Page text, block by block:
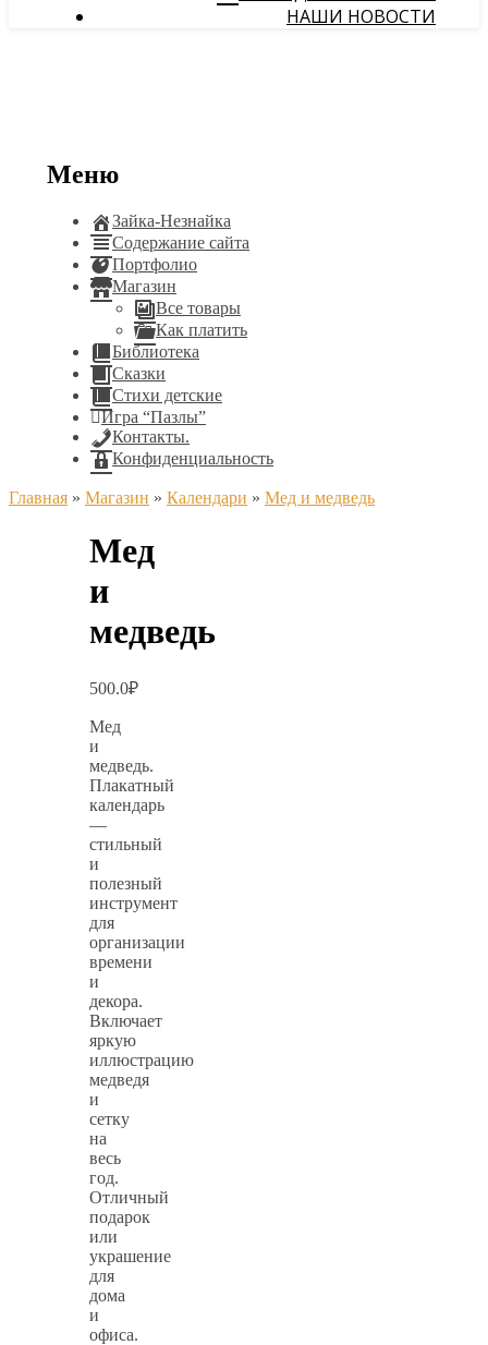
НАШИ НОВОСТИ
Меню
Зайка-Незнайка
Содержание сайта
Портфолио
Магазин
Все товары
Как платить
Библиотека
Сказки
Стихи детские
Игра “Пазлы”
Контакты.
Конфиденциальность
Главная » Магазин » Календари » Мед и медведь
Мед
и
медведь
500.0₽
Мед
и
медведь.
Плакатный
календарь
—
стильный
и
полезный
инструмент
для
организации
времени
и
декора.
Включает
яркую
иллюстрацию
медведя
и
сетку
на
весь
год.
Отличный
подарок
или
украшение
для
дома
и
офиса.